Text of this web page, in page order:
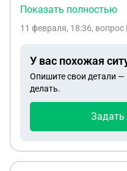
приставов долг 140 т.
идти к нотариусу
долг у приставов. Без
могут ли что-то
проживал с мамой?
Показать полностью
11 февраля, 18:36,
У вас похожая
Опишите свои детали
делать.
Задать